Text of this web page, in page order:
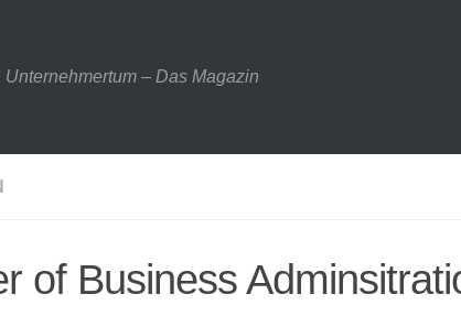
– Das Magazin
of Business